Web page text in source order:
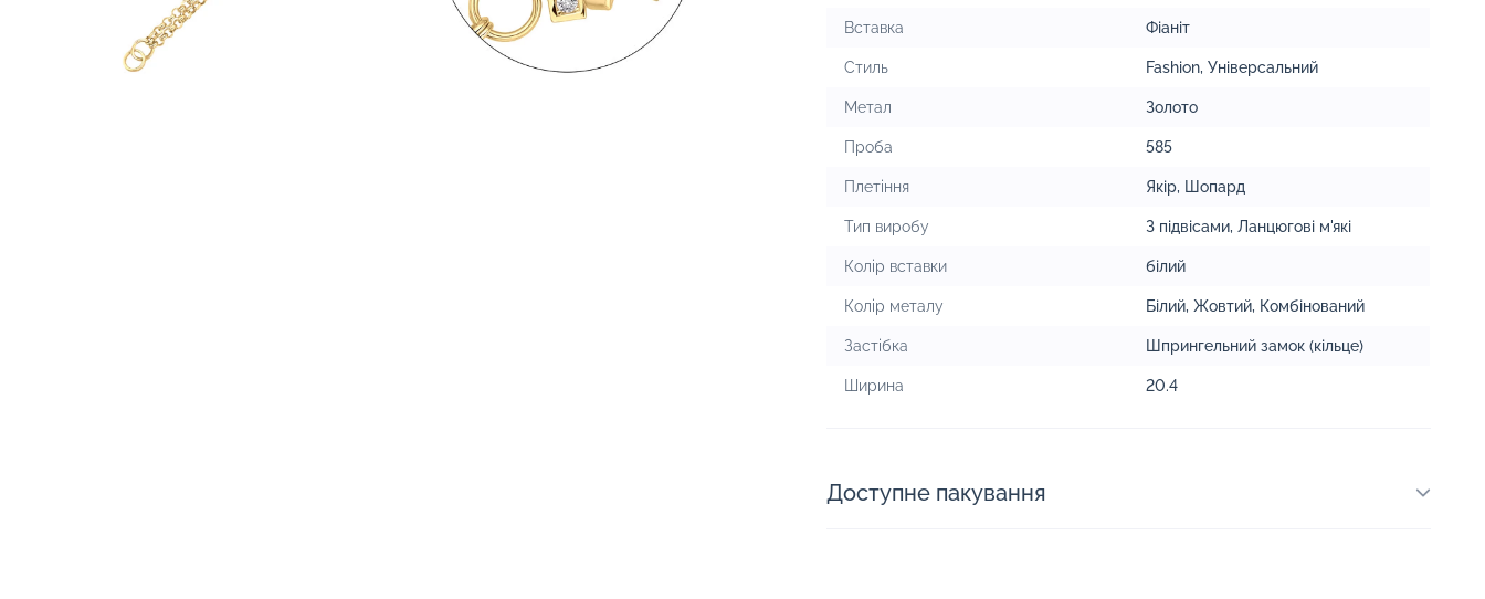
Вставка Фіаніт
Стиль Fashion, Універсальний
Метал Золото
Проба 585
Плетіння Якір, Шопард
Тип виробу З підвісами, Ланцюгові м'які
Колір вставки білий
Колір металу Білий, Жовтий, Комбінований
Застібка Шпрингельний замок (кільце)
Ширина 20.4
Доступне пакування